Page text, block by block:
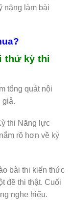
năng làm bài
thử kỳ thi
tổng quát nội
giả.
thi Năng lực
rõ hơn về kỳ
bài thi kiến thức
đề thi thật. Cuối
nghe hiểu.